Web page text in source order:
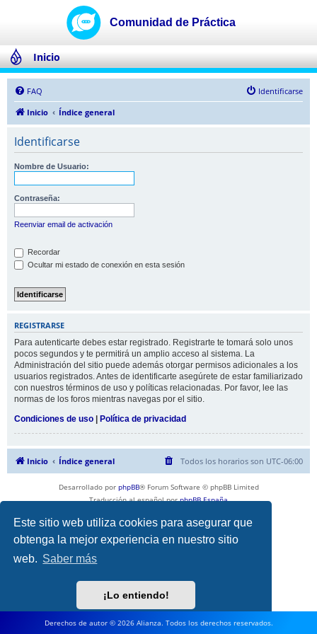
Este sitio web utiliza cookies para asegurar que
obtenga la mejor experiencia en nuestro sitio
web. Saber más
¡Lo entiendo!
Inicio
FAQ
Identificarse
Inicio
Índice general
Identificarse
Nombre de Usuario:
Contraseña:
Reenviar email de activación
Recordar
Ocultar mi estado de conexión en esta sesión
REGISTRARSE
Para autenticarte debes estar registrado. Registrarte te tomará solo unos
pocos segundos y te permitirá un amplio acceso al sistema. La
Administración del sitio puede además otorgar permisos adicionales a los
usuarios registrados. Antes de identificarte asegúrete de estar familiarizado
con nuestros términos de uso y políticas relacionadas. Por favor, lee las
normas de los foros mientras navegas por el sitio.
Condiciones de uso | Política de privacidad
Inicio Índice general Todos los horarios son UTC-06:00
Desarrollado por phpBB® Forum Software © phpBB Limited
Traducción al español porphpBB España
Derechos de autor © 2026 Alianza. Todos los derechos reservados.